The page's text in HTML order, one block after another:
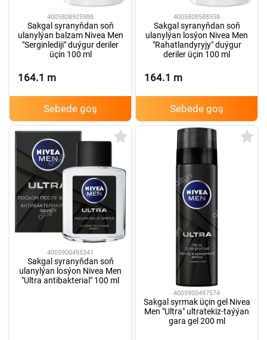
4005808925988
Sakgal syranyňdan soň
ulanylýan balzam Nivea Men
"Serginlediji" duýgur deriler
üçin 100 ml
164.1 m
Sebede goş
4005808588558
Sakgal syranyňdan soň
ulanylýan losýon Nivea Men
"Rahatlandyryjy" duýgur
deriler üçin 100 ml
164.1 m
Sebede goş
4005900495341
Sakgal syranyňdan soň
ulanylýan losýon Nivea Men
"Ultra antibakterial" 100 ml
4005900497574
Sakgal syrmak üçin gel Nivea
Men "Ultra" ultratekiz-taýýan
gara gel 200 ml